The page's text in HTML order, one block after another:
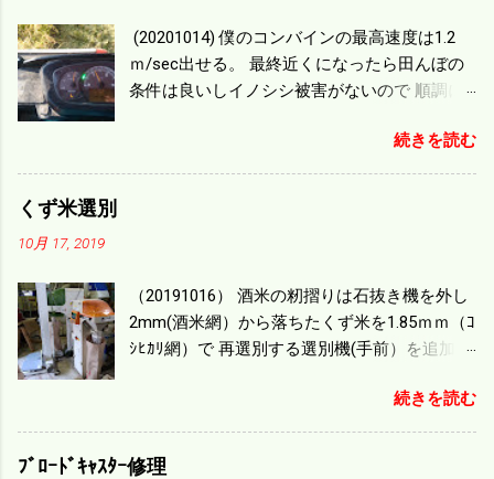
(20201014) 僕のコンバインの最高速度は1.2
ｍ/sec出せる。 最終近くになったら田んぼの
条件は良いしイノシシ被害がないので 順調に
ｍ/min、4.32ｋｍ/hrになり 幅は約2ｍだから
0.864/haの作業能力がある。 実際は回転した
機の容量、籾摺りの能力などのバランスの問
題で 今の機種で満足している。 というより買
った時はまだ耕作面積が少なく手が出せ 無か
のがある。キャビン付きだから一度は乗って
みたいと思う。 町内では5条刈りの100㎰で作
業する人がいる。 秋作業は儲かるというのが
続きを読む
くず米選別
10月 17, 2019
（20191016） 酒米の籾摺りは石抜き機を外し
2mm(酒米網）から落ちたくず米を1.85ｍｍ（ｺ
ｼﾋｶﾘ網）で 再選別する選別機(手前）を追加す
ず米より2倍近い値段になる。 後で選別するの
には手間がかかるので 一度に選別するやり方
を随分前からこの方式にした。 今年は酒米30
続きを読む
ﾌﾞﾛｰﾄﾞｷｬｽﾀｰ修理